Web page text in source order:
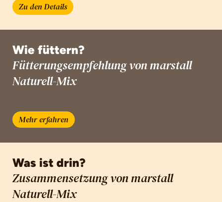
Zu den Details
Wie füttern?
Fütterungsempfehlung von marstall
Naturell-Mix
Mehr erfahren
Was ist drin?
Zusammensetzung von marstall
Naturell-Mix